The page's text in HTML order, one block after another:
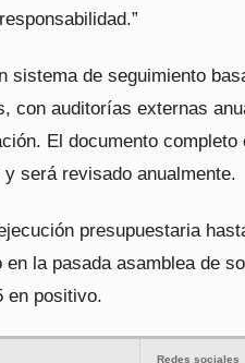
sistema de seguimiento
con auditorías externas
El documento completo
será revisado anualmente.
presupuestaria
la pasada asamblea de
en positivo.
Redes sociales